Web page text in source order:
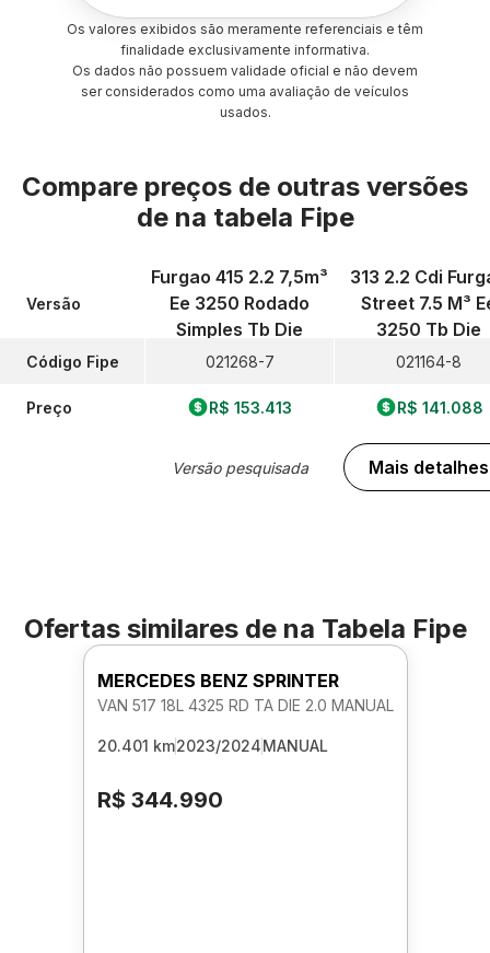
Os valores exibidos são meramente referenciais e têm
finalidade exclusivamente informativa.
Os dados não possuem validade oficial e não devem
ser considerados como uma avaliação de veículos
usados.
Compare preços de outras versões
de na tabela Fipe
Versão
Código Fipe
Preço
Furgao 415 2.2 7,5m³
Ee 3250 Rodado
Simples Tb Die
021268-7
R$ 153.413
Versão pesquisada
313 2.2 Cdi
Street 7.5 M³
3250 Tb Die
021164-8
R$ 141.088
Mais detalhes
Ofertas similares de na Tabela Fipe
MERCEDES BENZ SPRINTER
VAN 517 18L 4325 RD TA DIE 2.0 MANUAL
20.401 km2023/2024MANUAL
R$ 344.990